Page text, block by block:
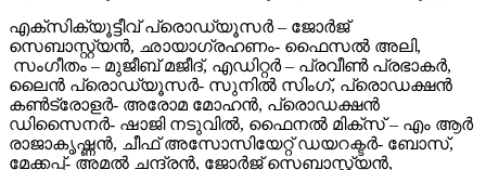
എക്സിക്യൂട്ടീവ് പ്രൊഡ്യൂസർ – ജോർജ്
സെബാസ്റ്റ്യൻ, ഛായാഗ്രഹണം- ഫൈസൽ അലി,
സംഗീതം – മുജീബ് മജീദ്, എഡിറ്റർ – പ്രവീൺ പ്രഭാകർ,
ലൈൻ പ്രൊഡ്യൂസർ- സുനിൽ സിംഗ്, പ്രൊഡക്ഷൻ
കൺട്രോളർ- അരോമ മോഹൻ, പ്രൊഡക്ഷൻ
ഡിസൈനർ- ഷാജി നടുവിൽ, ഫൈനൽ മിക്സ് – എം ആർ
രാജാകൃഷ്ണൻ, ചീഫ് അസോസിയേറ്റ് ഡയറക്ടർ- ബോസ്,
മേക്കപ്പ്- അമൽ ചന്ദ്രൻ, ജോർജ് സെബാസ്റ്റ്യൻ,